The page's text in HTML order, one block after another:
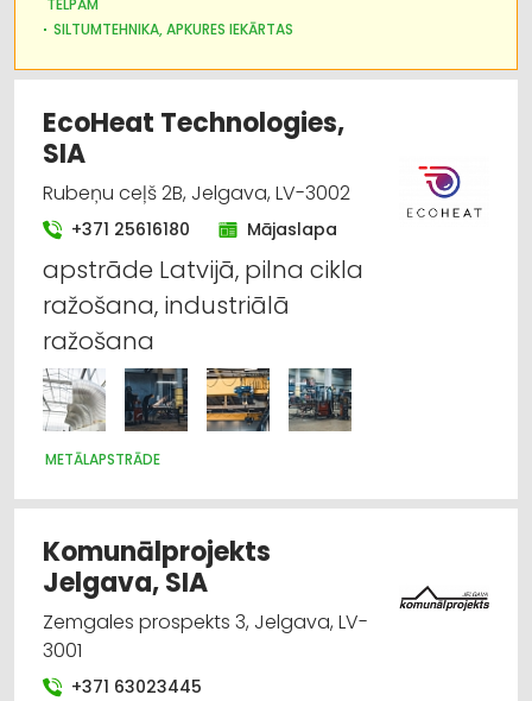
Sūkņi, pumpji, vārsti, ventiļi
TELPĀM
SILTUMTEHNIKA, APKURES IEKĀRTAS
EcoHeat Technologies,
SIA
Rubeņu ceļš 2B, Jelgava, LV-3002
+371 25616180 Mājaslapa
apstrāde Latvijā, pilna cikla
ražošana, industriālā
ražošana
METĀLAPSTRĀDE
Komunālprojekts
Jelgava, SIA
Zemgales prospekts 3, Jelgava, LV-
3001
+371 63023445